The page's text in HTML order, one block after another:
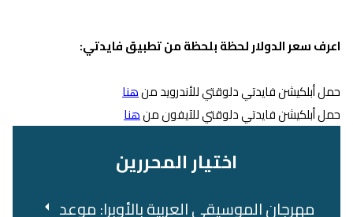
اعرف سعر الدولار لحظة بلحظة من تطبيق فايدتي:
حمل أبلكيشن فايدتي دلوقتي للأندرويد منهنا
حمل أبلكيشن فايدتي دلوقتي للآيفون منهنا
اختيار المحررين
مهرجان الموسيقى العربية بالأوبرا: موعد